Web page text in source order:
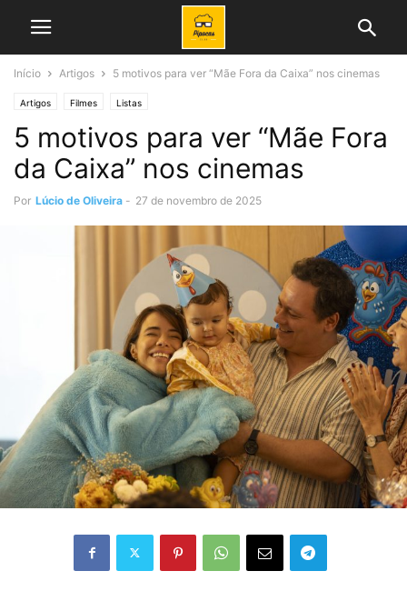
Início Artigos 5 motivos para ver “Mãe Fora da Caixa” nos cinemas
Artigos Filmes Listas
5 motivos para ver “Mãe Fora
da Caixa” nos cinemas
Por Lúcio de Oliveira - 27 de novembro de 2025